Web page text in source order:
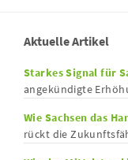
Aktuelle Artikel
Starkes Signal für
angekündigte
Wie Sachsen das
rückt die